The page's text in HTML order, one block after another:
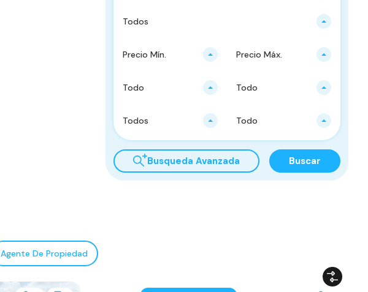
Todos
Precio Mín. Precio Máx.
Todo Todo
Todos Todo
Busqueda Avanzada Buscar
Agente De Propiedad